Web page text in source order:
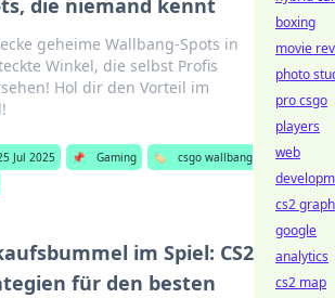
die niemand kennt
geheime Wallbang-Spots in
Winkel, die selbst Profis
Hol dir den Vorteil im
Jul 2025 📌 Gaming 🏷️
csgo wallbang
im Spiel: CS2
für den besten
boxing
movie
photo
pro csgo
players
web
cs2
google
analytics
cs2 map